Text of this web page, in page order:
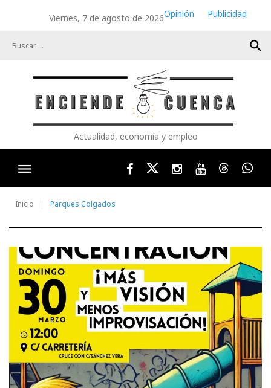
Viernes, 7 de agosto de 2026Opinión
Publicidad
search
Actualidad, economía y empleo
FacebookTwitterInstagram
YoutubeThreads
Inicio Parques Colgados
Autor:
Parques
Colgados